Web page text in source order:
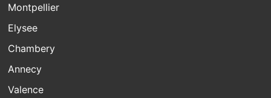
Montpellier
Elysee
Chambery
Annecy
Valence